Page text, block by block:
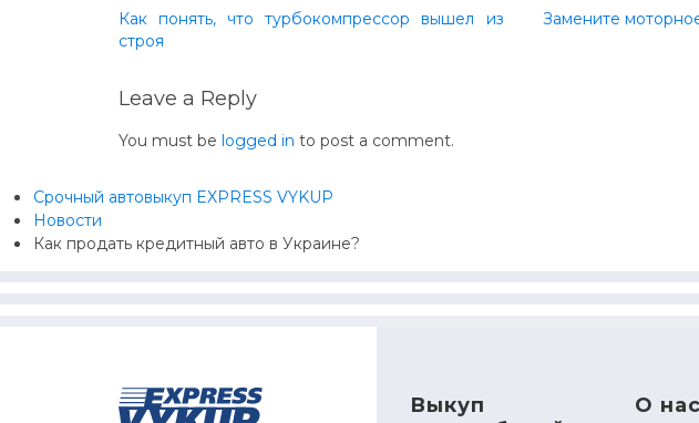
Как понять, что турбокомпрессор вышел из
строя
Замените
Leave a Reply
You must be logged in to post a comment.
Срочный автовыкуп EXPRESS VYKUP
Новости
Как продать кредитный авто в Украине?
Выкуп
О